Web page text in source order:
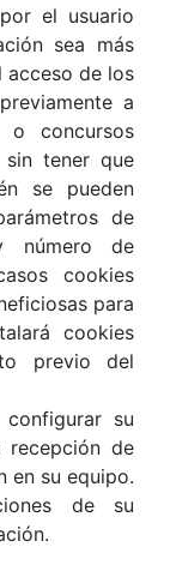
el usuario
sea más
acceso de los
a
o concursos
sin tener que
se pueden
de
número de
cookies
para
cookies
previo del
su
recepción de
en su equipo.
de su